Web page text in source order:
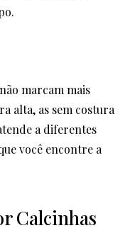
marcam mais
alta, as sem costura
a diferentes
você encontre a
Calcinhas